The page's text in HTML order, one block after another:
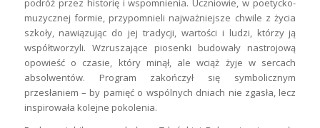
podróż przez historię i wspomnienia. Uczniowie, w poetycko-
muzycznej formie, przypomnieli najważniejsze chwile z życia
szkoły, nawiązując do jej tradycji, wartości i ludzi, którzy ją
współtworzyli. Wzruszające piosenki budowały nastrojową
opowieść o czasie, który minął, ale wciąż żyje w sercach
absolwentów. Program zakończył się symbolicznym
przesłaniem – by pamięć o wspólnych dniach nie zgasła, lecz
inspirowała kolejne pokolenia.